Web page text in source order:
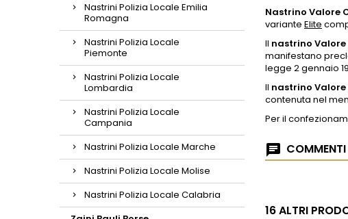
Nastrini Polizia Locale Emilia
Romagna
Nastrini Polizia Locale
Piemonte
Nastrini Polizia Locale
Lombardia
Nastrini Polizia Locale
Campania
Nastrini Polizia Locale Marche
Nastrini Polizia Locale Molise
Nastrini Polizia Locale Calabria
Nastrino Valore
variante Elite
Il nastrino Valore
manifestano
legge 2 gennaio
Il nastrino Valore
contenuta nel
Per il
16 ALTRI